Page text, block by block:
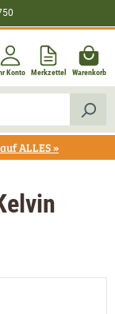
Konto Merkzettel Warenkorb
ALLES »